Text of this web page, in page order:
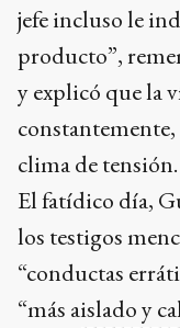
jefe incluso le
producto”,
y explicó que la
clima de tensión.
El fatídico día,
los testigos
“conductas
“más aislado y